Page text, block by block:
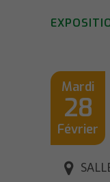
Mardi
28
Février